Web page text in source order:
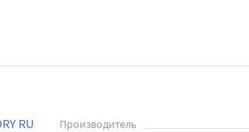
RU Производитель